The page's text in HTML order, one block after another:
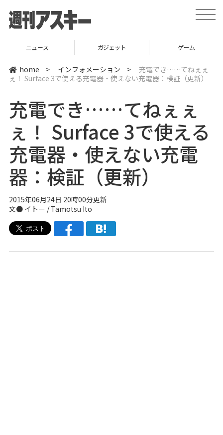
t
o
v
n
ニュース ガジェット ゲーム
home > インフォメーション >
充電でき……てねぇぇ
ぇ！ Surface 3で使える充電器・使えない充電器：検証（更新）
充電でき……てねぇぇ
ぇ！ Surface 3で使える
充電器・使えない充電
器：検証（更新）
2015年06月24日 20時00分更新
文● イトー / Tamotsu Ito